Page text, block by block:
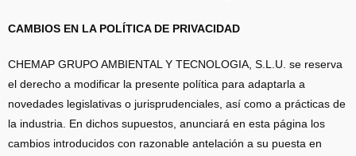
CAMBIOS EN LA POLÍTICA DE PRIVACIDAD
CHEMAP GRUPO AMBIENTAL Y TECNOLOGIA, S.L.U. se reserva
el derecho a modificar la presente política para adaptarla a
novedades legislativas o jurisprudenciales, así como a prácticas de
la industria. En dichos supuestos, anunciará en esta página los
cambios introducidos con razonable antelación a su puesta en